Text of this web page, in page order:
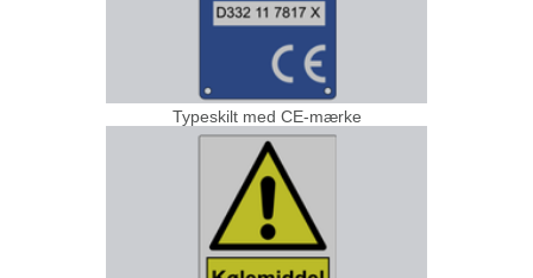
Typeskilt med CE-mærke